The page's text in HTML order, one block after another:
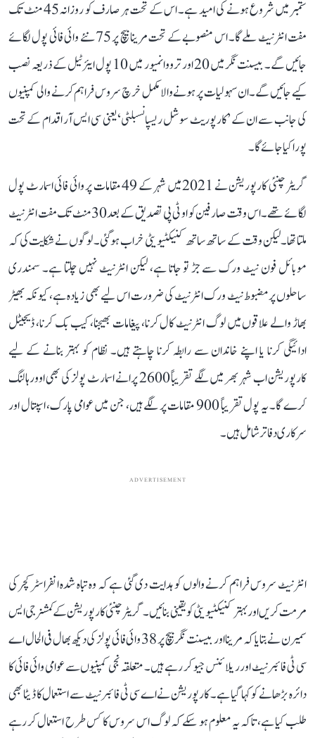
ستمبر میں شروع ہونے کی امید ہے۔ اس کے تحت ہر صارف کو روزانہ 45 منٹ تک
مفت انٹرنیٹ ملے گا۔ اس منصوبے کے تحت مرینا بیچ پر 75 نئے وائی فائی پول لگائے
جائیں گے۔ بیسنت نگر میں 20 اور ترووانمیور میں 10 پول ایئرٹیل کے ذریعہ نصب
کیے جائیں گے۔ ان سہولیات پر ہونے والا مکمل خرچ سروس فراہم کرنے والی کمپنیوں
کی جانب سے ان کے ’کارپوریٹ سوشل ریسپانسبلٹی‘ یعنی سی ایس آر اقدام کے تحت
پورا کیا جائے گا۔
گریٹر چنئی کارپوریشن نے 2021 میں شہر کے 49 مقامات پر وائی فائی اسمارٹ پول
لگائے تھے۔ اس وقت صارفین کو او ٹی پی تصدیق کے بعد 30 منٹ تک مفت انٹرنیٹ
ملتا تھا۔ لیکن وقت کے ساتھ ساتھ کنیکٹیویٹی خراب ہو گئی۔ لوگوں نے شکایت کی کہ
موبائل فون نیٹ ورک سے جڑ تو جاتا ہے، لیکن انٹرنیٹ نہیں چلتا ہے۔ سمندری
ساحلوں پر مضبوط نیٹ ورک انٹرنیٹ کی ضرورت اس لیے بھی زیادہ ہے، کیونکہ بھیڑ
بھاڑ والے علاقوں میں لوگ انٹرنیٹ کال کرنا، پیغامات بھیجنا، کیب بک کرنا، ڈیجیٹل
ادائیگی کرنا یا اپنے خاندان سے رابطہ کرنا چاہتے ہیں۔ نظام کو بہتر بنانے کے لیے
کارپوریشن اب شہر بھر میں لگے تقریباً 2600 پرانے اسمارٹ پولز کی بھی اوورہالنگ
کرے گا۔ یہ پول تقریباً 900 مقامات پر لگے ہیں، جن میں عوامی پارک، اسپتال اور
سرکاری دفاتر شامل ہیں۔
ADVERTISEMENT
انٹرنیٹ سروس فراہم کرنے والوں کو ہدایت دی گئی ہے کہ وہ تباہ شدہ انفراسٹرکچر کی
مرمت کریں اور بہتر کنیکٹیویٹی کو یقینی بنائیں۔ گریٹر چنئی کارپوریشن کے کمشنر جی ایس
سمیرن نے بتایا کہ مرینا اور بیسنت نگر بیچ پر 38 وائی فائی پولز کی دیکھ بھال فی الحال اے
سی ٹی فائبرنیٹ اور ریلائنس جیو کر رہے ہیں۔ متعلقہ نجی کمپنیوں سے عوامی وائی فائی کا
دائرہ بڑھانے کو کہا گیا ہے۔ کارپوریشن نے اے سی ٹی فائبرنیٹ سے استعمال کا ڈیٹا بھی
طلب کیا ہے، تاکہ یہ معلوم ہو سکے کہ لوگ اس سروس کا کس طرح استعمال کر رہے